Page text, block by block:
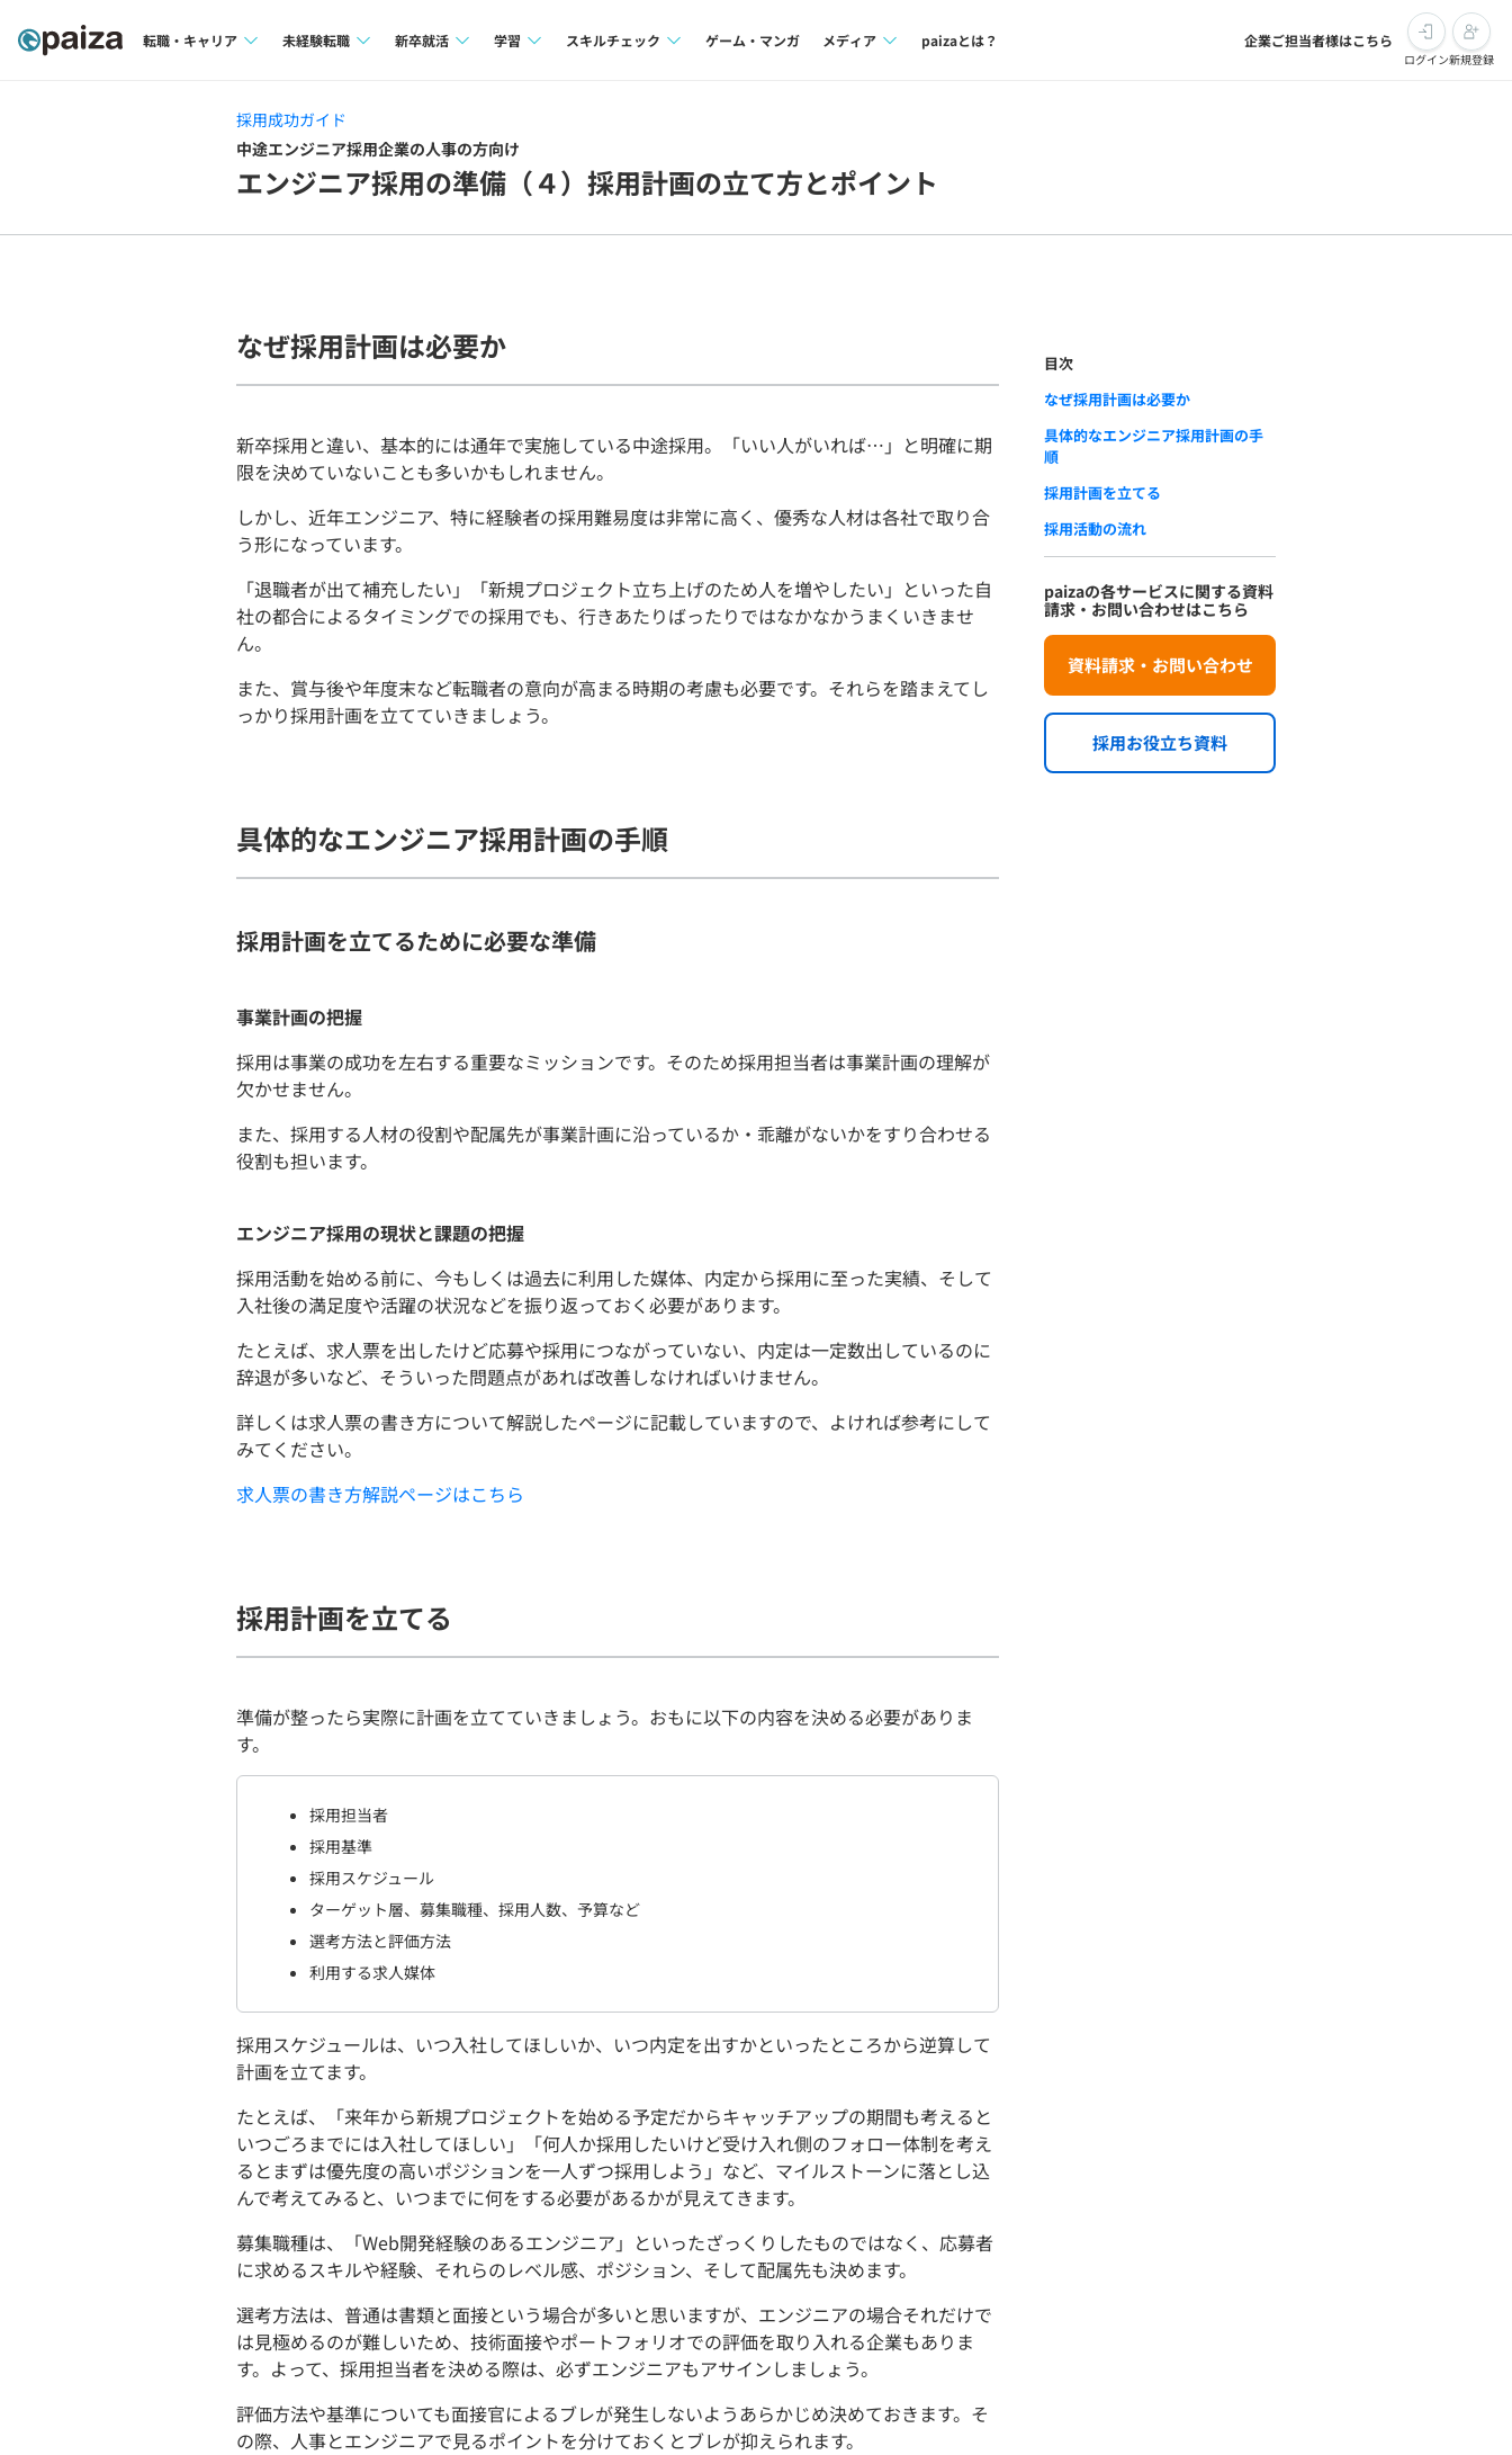
転職・キャリア
インタビュー
未経験転職
求人検索
インタビュー
新卒就活
インターン
インタビュー
学習
問題集
法人向けプラン
スキルチェック ゲーム・マンガ メディア paizaとは？ 企業ご担当者様はこちら
ログイン新規登録
採用成功ガイド
中途エンジニア採用企業の人事の方向け
エンジニア採用の準備（４）採用計画の立て方とポイント
なぜ採用計画は必要か
新卒採用と違い、基本的には通年で実施している中途採用。「いい人がいれば…」と明確に期
限を決めていないことも多いかもしれません。
しかし、近年エンジニア、特に経験者の採用難易度は非常に高く、優秀な人材は各社で取り合
う形になっています。
「退職者が出て補充したい」「新規プロジェクト立ち上げのため人を増やしたい」といった自
社の都合によるタイミングでの採用でも、行きあたりばったりではなかなかうまくいきませ
ん。
また、賞与後や年度末など転職者の意向が高まる時期の考慮も必要です。それらを踏まえてし
っかり採用計画を立てていきましょう。
具体的なエンジニア採用計画の手順
採用計画を立てるために必要な準備
事業計画の把握
採用は事業の成功を左右する重要なミッションです。そのため採用担当者は事業計画の理解が
欠かせません。
また、採用する人材の役割や配属先が事業計画に沿っているか・乖離がないかをすり合わせる
役割も担います。
エンジニア採用の現状と課題の把握
採用活動を始める前に、今もしくは過去に利用した媒体、内定から採用に至った実績、そして
入社後の満足度や活躍の状況などを振り返っておく必要があります。
たとえば、求人票を出したけど応募や採用につながっていない、内定は一定数出しているのに
辞退が多いなど、そういった問題点があれば改善しなければいけません。
詳しくは求人票の書き方について解説したページに記載していますので、よければ参考にして
みてください。
求人票の書き方解説ページはこちら
採用計画を立てる
準備が整ったら実際に計画を立てていきましょう。おもに以下の内容を決める必要がありま
す。
採用担当者
採用基準
採用スケジュール
ターゲット層、募集職種、採用人数、予算など
選考方法と評価方法
利用する求人媒体
採用スケジュールは、いつ入社してほしいか、いつ内定を出すかといったところから逆算して
計画を立てます。
たとえば、「来年から新規プロジェクトを始める予定だからキャッチアップの期間も考えると
いつごろまでには入社してほしい」「何人か採用したいけど受け入れ側のフォロー体制を考え
るとまずは優先度の高いポジションを一人ずつ採用しよう」など、マイルストーンに落とし込
んで考えてみると、いつまでに何をする必要があるかが見えてきます。
募集職種は、「Web開発経験のあるエンジニア」といったざっくりしたものではなく、応募者
に求めるスキルや経験、それらのレベル感、ポジション、そして配属先も決めます。
選考方法は、普通は書類と面接という場合が多いと思いますが、エンジニアの場合それだけで
は見極めるのが難しいため、技術面接やポートフォリオでの評価を取り入れる企業もありま
す。よって、採用担当者を決める際は、必ずエンジニアもアサインしましょう。
評価方法や基準についても面接官によるブレが発生しないようあらかじめ決めておきます。そ
の際、人事とエンジニアで見るポイントを分けておくとブレが抑えられます。
目次
なぜ採用計画は必要か
具体的なエンジニア採用計画の手
順
採用計画を立てる
採用活動の流れ
paizaの各サービスに関する資料
請求・お問い合わせはこちら
採用お役立ち資料
資料請求・お問い合わせ